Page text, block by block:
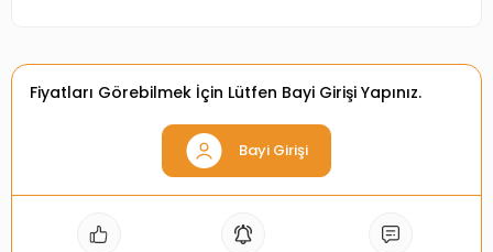
Fiyatları Görebilmek İçin Lütfen Bayi Girişi Yapınız.
Bayi Girişi